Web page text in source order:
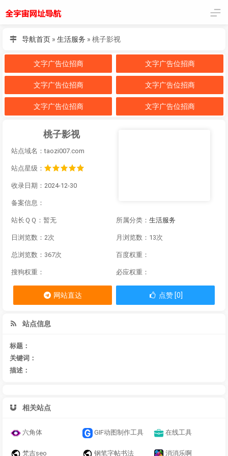
导航首页 » 生活服务 » 桃子影视
文字广告位招商 文字广告位招商
文字广告位招商 文字广告位招商
文字广告位招商 文字广告位招商
桃子影视
站点域名：taozi007.com
站点星级：
收录日期：2024-12-30
备案信息：
站长ＱＱ：暂无 所属分类： 生活服务
日浏览数：2次 月浏览数：13次
总浏览数：367次 百度权重：
搜狗权重： 必应权重：
网站直达 点赞 [0]
站点信息
标题：
关键词：
描述：
相关站点
六角体 GIF动图制作工具 在线工具
梵吉seo 钢笔字帖书法 消消乐啊